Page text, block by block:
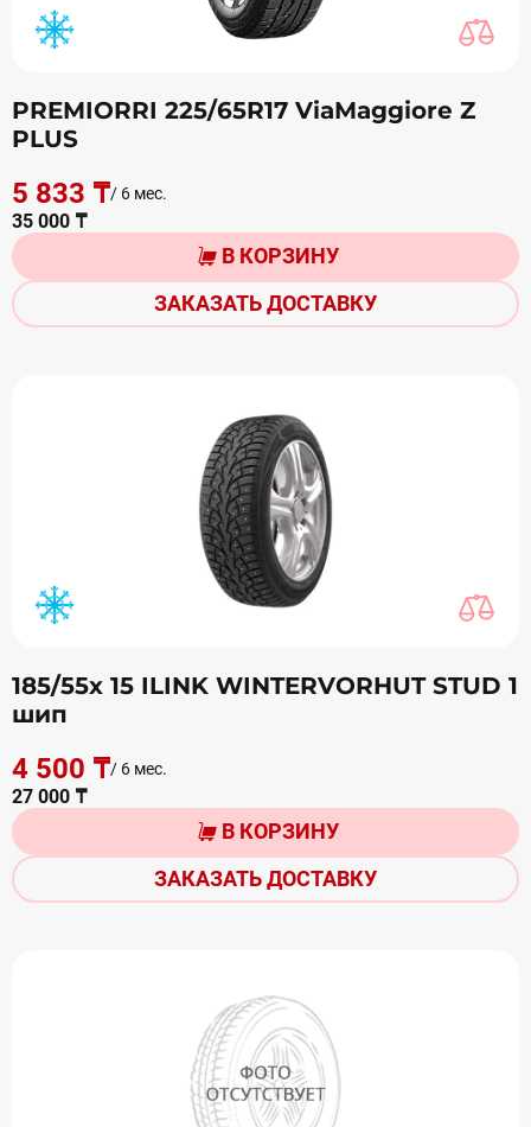
PREMIORRI 225/65R17 ViaMaggiоre Z
PLUS
5 833 ₸/ 6 мес.
35 000 ₸
В КОРЗИНУ
ЗАКАЗАТЬ ДОСТАВКУ
185/55х 15 ILINK WINTERVORHUT STUD 1
шип
4 500 ₸/ 6 мес.
27 000 ₸
В КОРЗИНУ
ЗАКАЗАТЬ ДОСТАВКУ